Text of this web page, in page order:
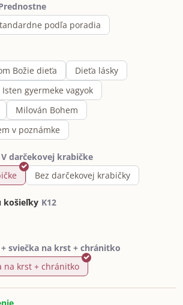
podľa poradia
Božie dieťa
Dieťa lásky
Isten gyermeke vagyok
Milován Bohem
v poznámke
Bez darčekovej krabičky
košieľky
na krst + chránitko